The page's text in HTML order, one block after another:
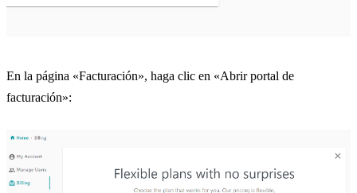
En la página «Facturación», haga clic en «Abrir portal de
facturación»: